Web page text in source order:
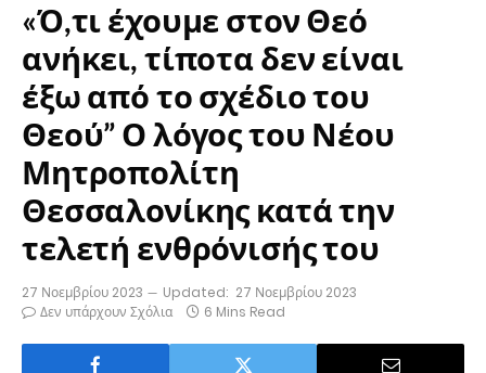
«Ό,τι έχουμε στον Θεό
ανήκει, τίποτα δεν είναι
έξω από το σχέδιο του
Θεού” Ο λόγος του Νέου
Μητροπολίτη
Θεσσαλονίκης κατά την
τελετή ενθρόνισής του
27 Νοεμβρίου 2023 Updated: 27 Νοεμβρίου 2023
Δεν υπάρχουν Σχόλια
6 Mins Read